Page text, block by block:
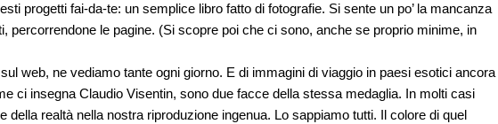
progetti fai-da-te: un semplice libro fatto di fotografie. Si sente un po’ la mancanza
percorrendone le pagine. (Si scopre poi che ci sono, anche se proprio minime, in
web, ne vediamo tante ogni giorno. E di immagini di viaggio in paesi esotici ancora
ci insegna Claudio Visentin, sono due facce della stessa medaglia. In molti casi
della realtà nella nostra riproduzione ingenua. Lo sappiamo tutti. Il colore di quel